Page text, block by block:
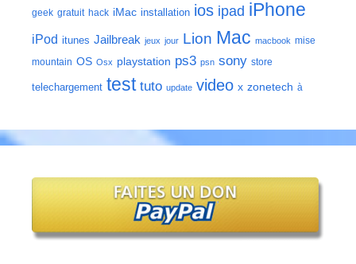
geek gratuit hack iMac installation ios ipad iPhone
iPod itunes Jailbreak jeux jour Lion Mac macbook mise
mountain OS Osx playstation ps3 psn sony store
telechargement test tuto update video x zonetech à